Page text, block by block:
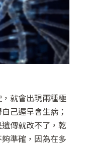
就會出現兩種極
己遲早會生病；
傳就改不了，乾
準確，因為在多